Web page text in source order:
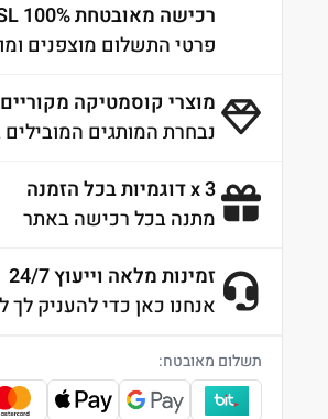
רכישה מאובטחת 100% SSL
פרטי התשלום מוצפנים
מוצרי קוסמטיקה
נבחרת המותגים
3 x דוגמיות בכל הזמנה
מתנה בכל רכישה באתר
זמינות מלאה וייעוץ 24/7
אנחנו כאן כדי להעניק לך
תשלום מאובטח: